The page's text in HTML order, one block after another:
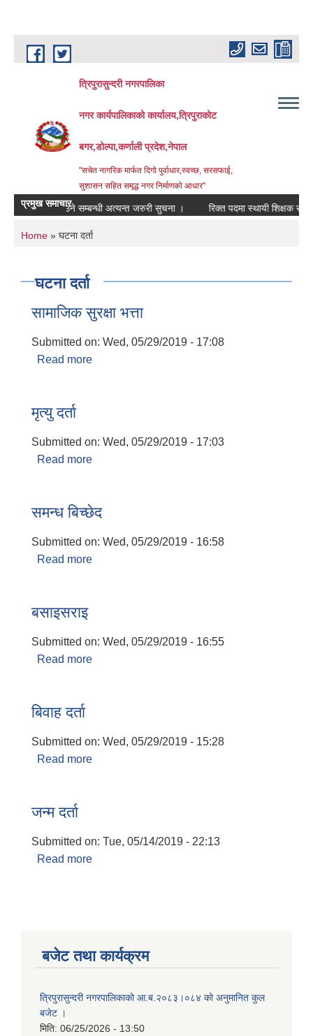
Skip to main content
त्रिपुरासुन्दरी नगरपालिका
नगर कार्यपालिकाको कार्यालय,त्रिपुराकोट
बगर,डोल्पा,कर्णाली प्रदेश,नेपाल
"सचेत नागरिक मार्फत दिगो पुर्वाधार,स्वच्छ, सरसफाई,
सुशासन सहित समृद्ध नगर निर्माणको आधार"
प्रमुख समाचार
गराउने सम्बन्धी अत्यन्त जरुरी सुचना । रिक्त पदमा स्थायी शिक्षक सरुवा
You are here
Home » घटना दर्ता
घटना दर्ता
सामाजिक सुरक्षा भत्ता
Submitted on: Wed, 05/29/2019 - 17:08
Read more
मृत्यु दर्ता
Submitted on: Wed, 05/29/2019 - 17:03
Read more
समन्ध बिच्छेद
Submitted on: Wed, 05/29/2019 - 16:58
Read more
बसाइसराइ
Submitted on: Wed, 05/29/2019 - 16:55
Read more
बिवाह दर्ता
Submitted on: Wed, 05/29/2019 - 15:28
Read more
जन्म दर्ता
Submitted on: Tue, 05/14/2019 - 22:13
Read more
बजेट तथा कार्यक्रम
त्रिपुरासुन्दरी नगरपालिकाको आ.ब.२०८३।०८४ को अनुमानित कुल
बजेट ।
मिति: 06/25/2026 - 13:50